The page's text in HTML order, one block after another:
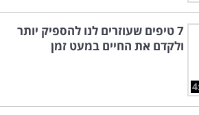
7 טיפים שעוזרים לנו להספיק יותר
ולקדם את החיים במעט זמן